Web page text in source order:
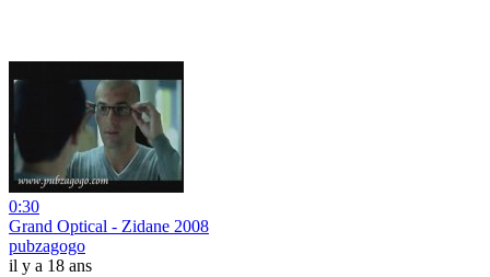
0:30
Grand Optical - Zidane 2008
pubzagogo
il y a 18 ans